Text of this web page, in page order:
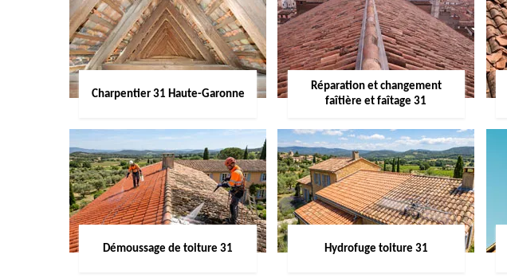
Charpentier 31 Haute-Garonne
Réparation et changement
faîtière et faîtage 31
Démoussage de toiture 31 Hydrofuge toiture 31